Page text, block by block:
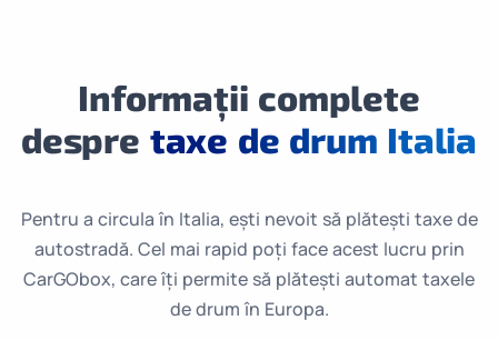
Informații complete
despre taxe de drum Italia
Pentru a circula în Italia, ești nevoit să plătești taxe de
autostradă. Cel mai rapid poți face acest lucru prin
CarGObox, care îți permite să plătești automat taxele
de drum în Europa.